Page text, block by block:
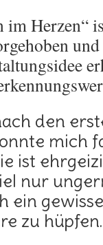
Herzen“
den
mich
ist
nur
ein
zu